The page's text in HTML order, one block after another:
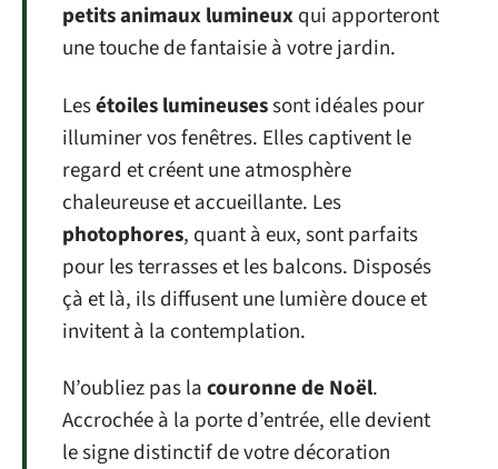
petits animaux lumineuxqui apporteront
une touche de fantaisie à votre jardin.
Lesétoiles lumineusessont idéales pour
illuminer vos fenêtres. Elles captivent le
regard et créent une atmosphère
chaleureuse et accueillante. Les
photophores, quant à eux, sont parfaits
pour les terrasses et les balcons. Disposés
çà et là, ils diffusent une lumière douce et
invitent à la contemplation.
N’oubliez pas lacouronne de Noël.
Accrochée à la porte d’entrée, elle devient
le signe distinctif de votre décoration